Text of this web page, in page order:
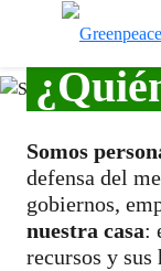
Somos
defensa del
gobiernos,
nuestra casa:
recursos y sus